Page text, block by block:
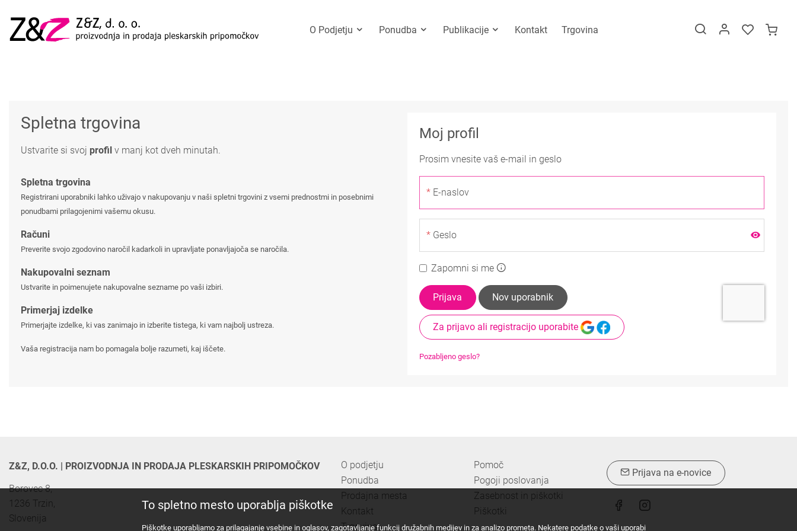
O Podjetju Ponudba Publikacije Kontakt Trgovina
Moj profil
Prosim vnesite vaš e-mail in geslo
E-naslov
Geslo
Zapomni si me
Prijava Nov uporabnik
Za prijavo ali registracijo uporabite
Pozabljeno geslo?
Spletna trgovina
Ustvarite si svoj profil v manj kot dveh minutah.
Spletna trgovina
Registrirani uporabniki lahko uživajo v nakupovanju v naši spletni trgovini z vsemi prednostmi in posebnimi
ponudbami prilagojenimi vašemu okusu.
Računi
Preverite svojo zgodovino naročil kadarkoli in upravljate ponavljajoča se naročila.
Nakupovalni seznam
Ustvarite in poimenujete nakupovalne sezname po vaši izbiri.
Primerjaj izdelke
Primerjajte izdelke, ki vas zanimajo in izberite tistega, ki vam najbolj ustreza.
Vaša registracija nam bo pomagala bolje razumeti, kaj iščete.
Z&Z, D.O.O. | PROIZVODNJA IN PRODAJA PLESKARSKIH PRIPOMOČKOV
Borovec 8,
1236 Trzin,
Slovenija
O podjetju
Ponudba
Prodajna mesta
Kontakt
Trgovina
Pomoč
Pogoji poslovanja
Zasebnost in piškotki
Piškotki
Prijava na e-novice
To spletno mesto uporablja piškotke
Piškotke uporabljamo za prilagajanje vsebine in oglasov, zagotavljanje funkcij družabnih medijev in za analizo prometa. Nekatere podatke o vaši uporabi